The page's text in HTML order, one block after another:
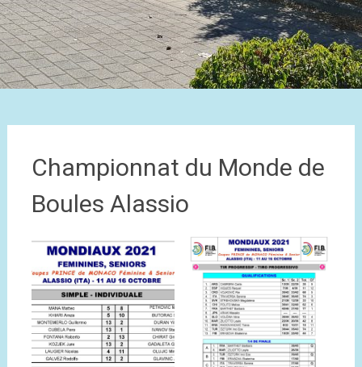
Championnat du Monde de
Boules Alassio